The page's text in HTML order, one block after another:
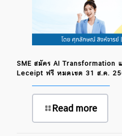
SME สมัคร AI Transformation
Leceipt ฟรี หมดเขต 31 ส.ค.
Read more